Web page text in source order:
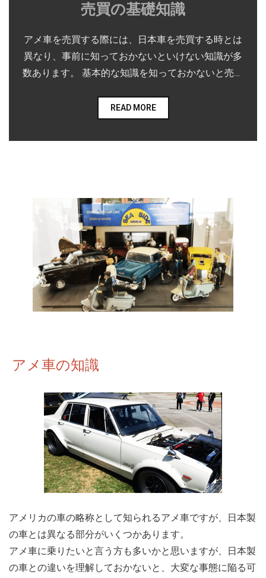
売買の基礎知識
アメ車を売買する際には、日本車を売買する時とは
異なり、事前に知っておかないといけない知識が多
数あります。 基本的な知識を知っておかないと売買
なる可能性もありますので、注意が必要です。
READ MORE
アメ車の知識
アメリカの車の略称として知られるアメ車ですが、日本製
の車とは異なる部分がいくつかあります。
アメ車に乗りたいと言う方も多いかと思いますが、日本製
の車との違いを理解しておかないと、大変な事態に陥る可